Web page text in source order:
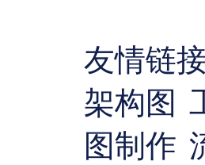
友情链接
架构图
图制作